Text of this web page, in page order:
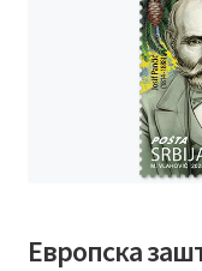
Европска